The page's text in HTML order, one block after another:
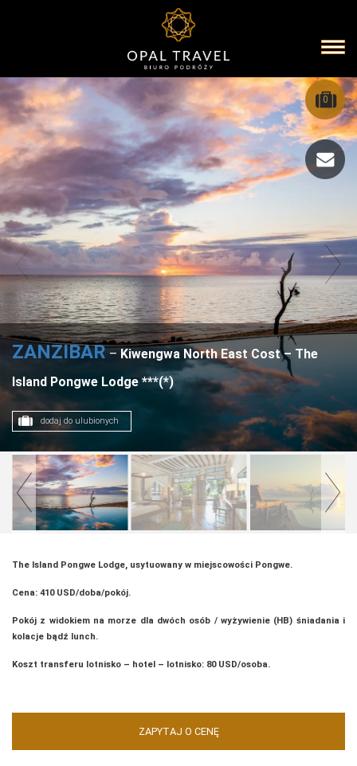
0
ZANZIBAR – Kiwengwa North East Cost – The
Island Pongwe Lodge ***(*)
dodaj do ulubionych
The Island Pongwe Lodge, usytuowany w miejscowości Pongwe.
Cena: 410 USD/doba/pokój.
Pokój z widokiem na morze dla dwóch osób / wyżywienie (HB) śniadania i
kolacje bądź lunch.
Koszt transferu lotnisko – hotel – lotnisko: 80 USD/osoba.
ZAPYTAJ O CENĘ